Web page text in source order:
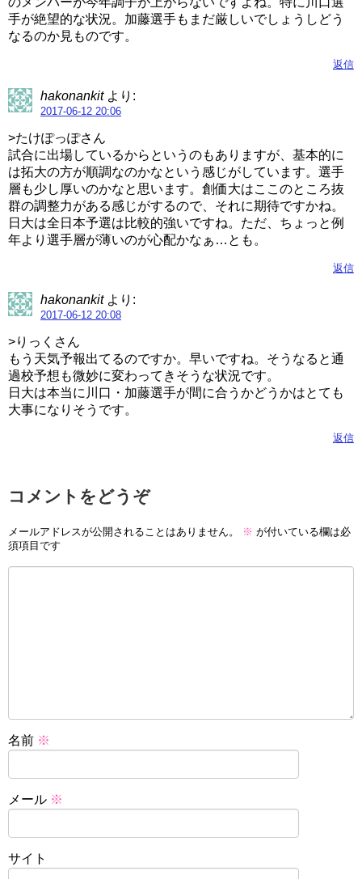
手が絶望的な状況。加藤選手もまだ厳しいでしょうしどう
なるのか見ものです。
返信
hakonankit より:
2017-06-12 20:06
>たけぽっぽさん
試合に出場しているからというのもありますが、基本的に
は拓大の方が順調なのかなという感じがしています。選手
層も少し厚いのかなと思います。創価大はここのところ抜
群の調整力がある感じがするので、それに期待ですかね。
日大は全日本予選は比較的強いですね。ただ、ちょっと例
年より選手層が薄いのが心配かなぁ…とも。
返信
hakonankit より:
2017-06-12 20:08
>りっくさん
もう天気予報出てるのですか。早いですね。そうなると通
過校予想も微妙に変わってきそうな状況です。
日大は本当に川口・加藤選手が間に合うかどうかはとても
大事になりそうです。
返信
コメントをどうぞ
メールアドレスが公開されることはありません。 ※ が付いている欄は必
須項目です
名前 ※
メール ※
サイト